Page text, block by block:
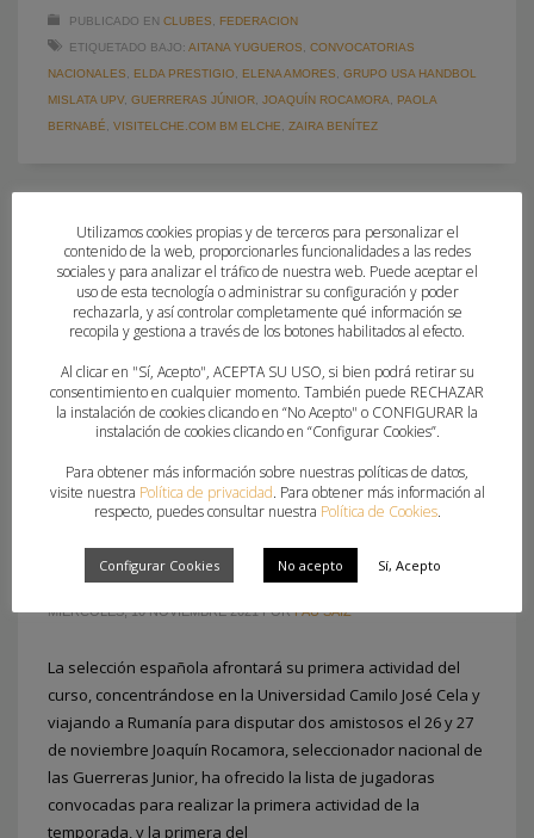
PUBLICADO EN CLUBES
FEDERACION
ETIQUETADO BAJO: AITANA YUGUEROS
CONVOCATORIAS
NACIONALES
ELDA PRESTIGIO ELENA AMORES
GRUPO USA HANDBOL
MISLATA UPV, GUERRERAS JÚNIOR JOAQUÍN ROCAMORA
PAOLA
BERNABÉ
VISITELCHE.COM BM ELCHE ZAIRA BENÍTEZ
3 VALENCIANAS CONVOCADAS CON LAS
GUERRERAS JÚNIOR
MIÉRCOLES, 10 NOVIEMBRE 2021 PORPAU SAIZ
La selección española afrontará su primera actividad del
curso, concentrándose en la Universidad Camilo José Cela y
viajando a Rumanía para disputar dos amistosos el 26 y 27
de noviembre Joaquín Rocamora, seleccionador nacional de
las Guerreras Junior, ha ofrecido la lista de jugadoras
convocadas para realizar la primera actividad de la
temporada, y la primera del
Utilizamos cookies propias y de terceros para personalizar el
contenido de la web, proporcionarles funcionalidades a las redes
sociales y para analizar el tráfico de nuestra web. Puede aceptar el
uso de esta tecnología o administrar su configuración y poder
rechazarla, y así controlar completamente qué información se
recopila y gestiona a través de los botones habilitados al efecto.
Al clicar en "Sí, Acepto", ACEPTA SU USO, si bien podrá retirar su
consentimiento en cualquier momento. También puede RECHAZAR
la instalación de cookies clicando en “No Acepto" o CONFIGURAR la
instalación de cookies clicando en “Configurar Cookies”.
Para obtener más información sobre nuestras políticas de datos,
visite nuestra Política de privacidad. Para obtener más información al
respecto, puedes consultar nuestra Política de Cookies.
Configurar Cookies No acepto Sí, Acepto